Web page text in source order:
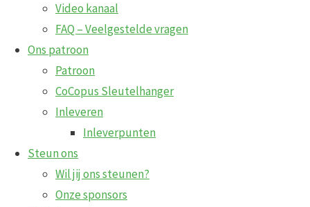
Video kanaal
FAQ – Veelgestelde vragen
Ons patroon
Patroon
CoCopus Sleutelhanger
Inleveren
Inleverpunten
Steun ons
Wil jij ons steunen?
Onze sponsors
knuffels
Geen producten gevonden die aan je zoekcriteria voldoen.
©2020 Vzw CoCopus |
Created by IlyMey